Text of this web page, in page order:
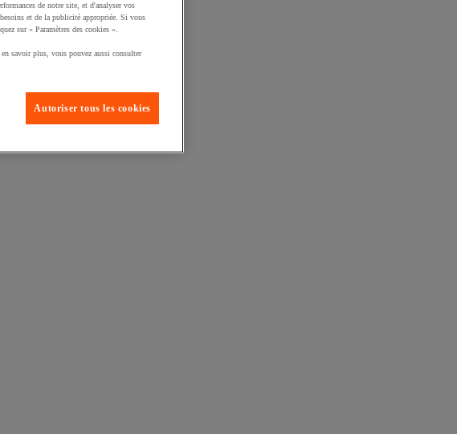
de notre site, et d'analyser vos
et de la publicité appropriée. Si vous
sur « Paramètres des cookies ».
savoir plus, vous pouvez aussi consulter
Autoriser tous les cookies